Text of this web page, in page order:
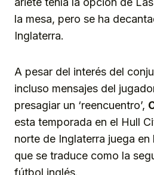
la mesa, pero se ha
Inglaterra.
A pesar del interés del
incluso mensajes del
presagiar un ‘reencuentro’,
esta temporada en el Hull
norte de Inglaterra juega en
que se traduce como la
fútbol inglés.